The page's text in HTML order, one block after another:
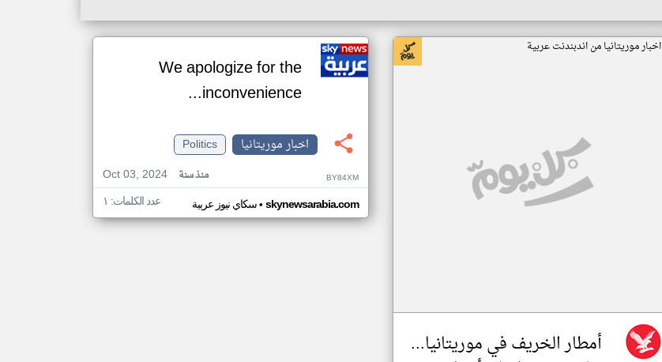
اخبار موريتانيا من اندبندنت عربية
أمطار الخريف في موريتانيا...
We apologize for the
inconvenience...
اخبار موريتانيا
Politics
Oct 03, 2024
منذ سنة BY84XM
سكاي نيوز عربية• skynewsarabia.com عدد الكلمات: ١